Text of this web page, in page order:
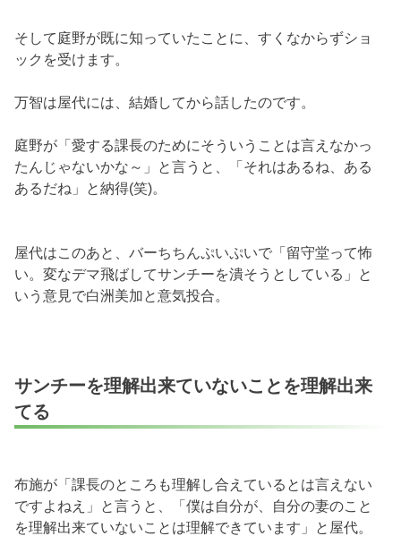
そして庭野が既に知っていたことに、すくなからずショ
ックを受けます。
万智は屋代には、結婚してから話したのです。
庭野が「愛する課長のためにそういうことは言えなかっ
たんじゃないかな～」と言うと、「それはあるね、ある
あるだね」と納得(笑)。
屋代はこのあと、バーちちんぷいぷいで「留守堂って怖
い。変なデマ飛ばしてサンチーを潰そうとしている」と
いう意見で白洲美加と意気投合。
サンチーを理解出来ていないことを理解出来
てる
布施が「課長のところも理解し合えているとは言えない
ですよねえ」と言うと、「僕は自分が、自分の妻のこと
を理解出来ていないことは理解できています」と屋代。